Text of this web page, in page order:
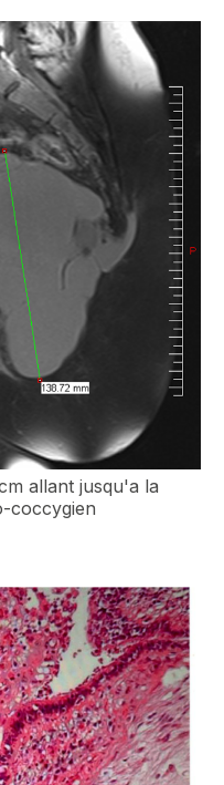
allant jusqu'a la
coccygien